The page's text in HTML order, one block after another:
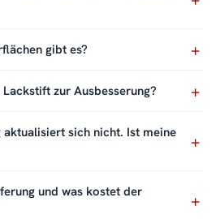
gibt es?
zur Ausbesserung?
aktualisiert sich nicht. Ist meine
und was kostet der